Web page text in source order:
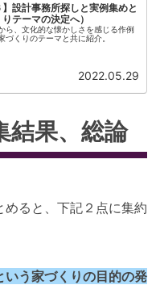
】設計事務所探しと実例集めと
テーマの決定へ）
ら、文化的な懐かしさを感じる作例
づくりのテーマと共に紹介。
2022.05.29
結果、総論
ると、下記２点に集約
いう家づくりの目的の発